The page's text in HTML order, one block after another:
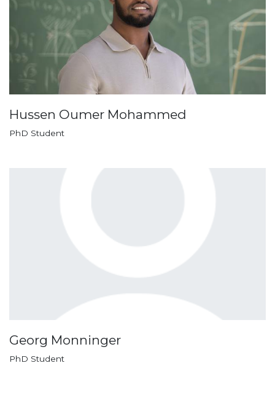
Hussen Oumer Mohammed
PhD Student
Georg Monninger
PhD Student